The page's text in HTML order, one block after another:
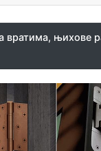
вратима, њихове